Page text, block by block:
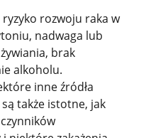
ryzyko rozwoju raka w
nadwaga lub
brak
alkoholu.
inne źródła
także istotne, jak